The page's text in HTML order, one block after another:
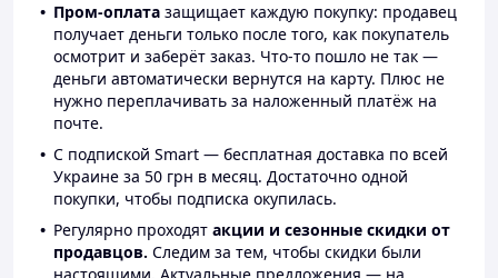
Пром-оплата защищает каждую покупку: продавец
получает деньги только после того, как покупатель
осмотрит и заберёт заказ. Что-то пошло не так —
деньги автоматически вернутся на карту. Плюс не
нужно переплачивать за наложенный платёж на
почте.
С подпиской Smart — бесплатная доставка по всей
Украине за 50 грн в месяц. Достаточно одной
покупки, чтобы подписка окупилась.
Регулярно проходят акции и сезонные скидки от
продавцов. Следим за тем, чтобы скидки были